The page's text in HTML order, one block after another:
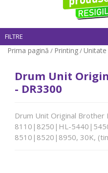
FILTRE
Prima pagină / Printing/
Drum Unit
- DR3300
Drum Unit Original Brother
8110|8250|HL-
8510|8520|8950, 30K,